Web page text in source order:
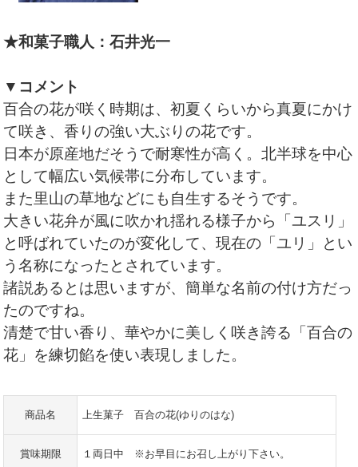
★和菓子職人：石井光一
▼コメント
百合の花が咲く時期は、初夏くらいから真夏にかけ
て咲き、香りの強い大ぶりの花です。
日本が原産地だそうで耐寒性が高く。北半球を中心
として幅広い気候帯に分布しています。
また里山の草地などにも自生するそうです。
大きい花弁が風に吹かれ揺れる様子から「ユスリ」
と呼ばれていたのが変化して、現在の「ユリ」とい
う名称になったとされています。
諸説あるとは思いますが、簡単な名前の付け方だっ
たのですね。
清楚で甘い香り、華やかに美しく咲き誇る「百合の
花」を練切餡を使い表現しました。
商品名 上生菓子 百合の花(ゆりのはな)
賞味期限 １両日中 ※お早目にお召し上がり下さい。